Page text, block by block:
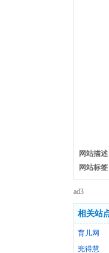
网站描述
网站标签
ad3
相关站
育儿网
兜得慧